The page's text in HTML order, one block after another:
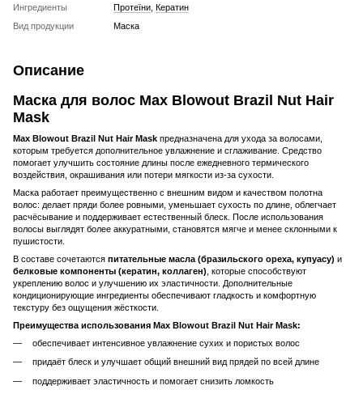
Ингредиенты
Протеїни Кератин
Вид продукции
Маска
Описание
Маска для волос Max Blowout Brazil Nut Hair
Mask
Max Blowout Brazil Nut Hair Mask предназначена для ухода за волосами,
которым требуется дополнительное увлажнение и сглаживание. Средство
помогает улучшить состояние длины после ежедневного термического
воздействия, окрашивания или потери мягкости из-за сухости.
Маска работает преимущественно с внешним видом и качеством полотна
волос: делает пряди более ровными, уменьшает сухость по длине, облегчает
расчёсывание и поддерживает естественный блеск. После использования
волосы выглядят более аккуратными, становятся мягче и менее склонными к
пушистости.
В составе сочетаются питательные масла (бразильского ореха, купуасу) и
белковые компоненты (кератин, коллаген) , которые способствуют
укреплению волос и улучшению их эластичности. Дополнительные
кондиционирующие ингредиенты обеспечивают гладкость и комфортную
текстуру без ощущения жёсткости.
Преимущества использования Max Blowout Brazil Nut Hair Mask:
обеспечивает интенсивное увлажнение сухих и пористых волос
придаёт блеск и улучшает общий внешний вид прядей по всей длине
поддерживает эластичность и помогает снизить ломкость